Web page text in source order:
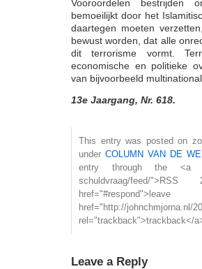
Vooroordelen bestrijden
bemoeilijkt door het
daartegen moeten
bewust worden, dat alle
dit terrorisme vormt.
economische en politieke
van bijvoorbeeld
13e Jaargang, Nr. 618.
This entry was posted on
under COLUMN VAN DE
entry through the <a
schuldvraag/feed/
href="http://johnchmjorna.nl/
rel="trackback">trackback</
Leave a Reply